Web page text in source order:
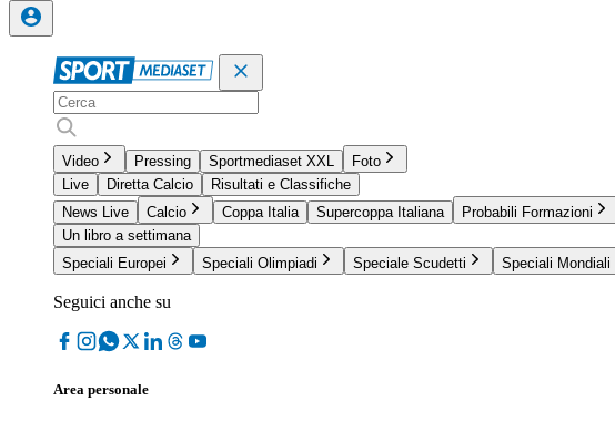
Video Pressing Sportmediaset XXL
Foto
Live
Diretta Calcio
Risultati e Classifiche
News Live
Calcio Coppa Italia Supercoppa Italiana Probabili Formazioni
Un libro a settimana
Speciali Europei
Speciali Olimpiadi Speciale Scudetti Speciali Mondiali
Seguici anche su
Area personale